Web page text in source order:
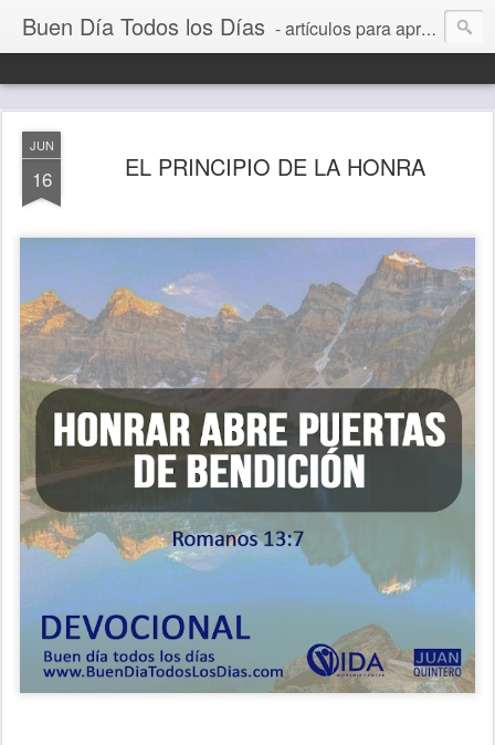
Buen Día Todos los Días - artículos para aprender a vivir mejor, un día a la vez. Por Juan C Quintero
JUN
16 EL PRINCIPIO DE LA HONRA